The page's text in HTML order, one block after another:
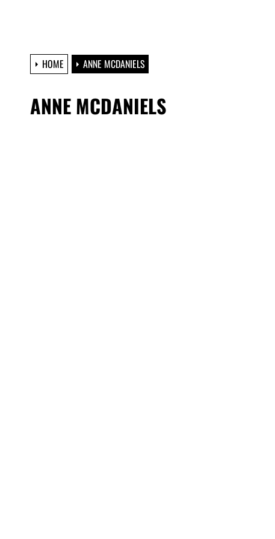
HOME ANNE MCDANIELS
ANNE MCDANIELS